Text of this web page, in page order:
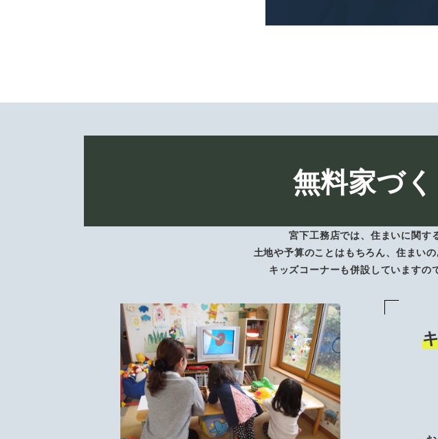
無料家づ
宮下工務店では、住まいに関す
土地や予算のことはもちろん、住まい
キッズコーナーも併設していますの